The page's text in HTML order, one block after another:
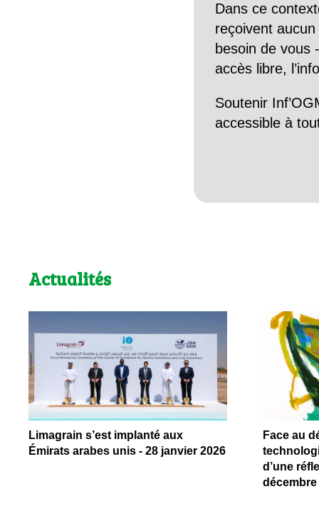
Dans ce
reçoivent
besoin de vous
accès libre,
Soutenir
accessible à
Actualités
Limagrain s’est implanté aux
Émirats arabes unis - 28 janvier 2026
Face au
d’une
décembre